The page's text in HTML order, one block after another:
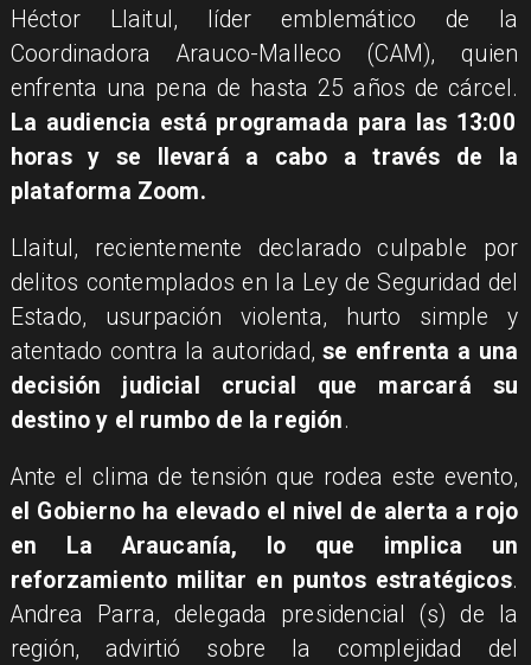
Héctor Llaitul, líder emblemático de la
Coordinadora Arauco-Malleco (CAM), quien
enfrenta una pena de hasta 25 años de cárcel.
La audiencia está programada para las 13:00
horas y se llevará a cabo a través de la
plataforma Zoom.
Llaitul, recientemente declarado culpable por
delitos contemplados en la Ley de Seguridad del
Estado, usurpación violenta, hurto simple y
atentado contra la autoridad, se enfrenta a una
decisión judicial crucial que marcará su
destino y el rumbo de la región.
Ante el clima de tensión que rodea este evento,
el Gobierno ha elevado el nivel de alerta a rojo
en La Araucanía, lo que implica un
reforzamiento militar en puntos estratégicos.
Andrea Parra, delegada presidencial (s) de la
región, advirtió sobre la complejidad del